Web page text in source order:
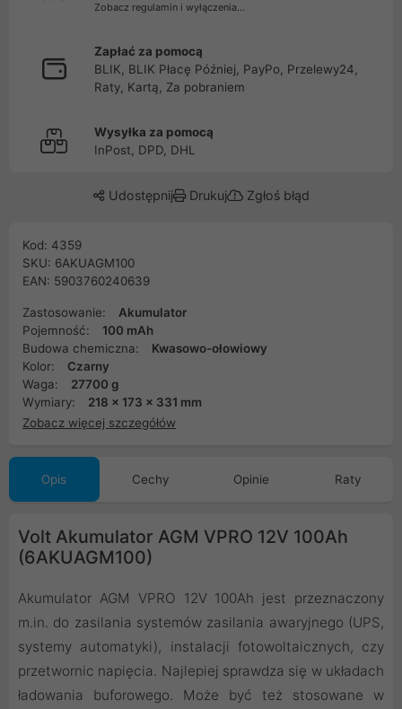
Zobacz regulamin i wyłączenia...
Zapłać za pomocą
BLIK, BLIK Płacę Później, PayPo, Przelewy24,
Raty, Kartą, Za pobraniem
Wysyłka za pomocą
InPost, DPD, DHL
Udostępnij Drukuj Zgłoś błąd
Kod: 4359
SKU: 6AKUAGM100
EAN: 5903760240639
Zastosowanie:
Akumulator
Pojemność:
100 mAh
Budowa chemiczna:
Kwasowo-ołowiowy
Kolor:
Czarny
Waga:
27700 g
Wymiary:
218 x 173 x 331 mm
Zobacz więcej szczegółów
Opis Cechy Opinie Raty
Volt Akumulator AGM VPRO 12V 100Ah
(6AKUAGM100)
Akumulator AGM VPRO 12V 100Ah jest przeznaczony
m.in. do zasilania systemów zasilania awaryjnego (UPS,
systemy automatyki), instalacji fotowoltaicznych, czy
przetwornic napięcia. Najlepiej sprawdza się w układach
ładowania buforowego. Może być też stosowane w